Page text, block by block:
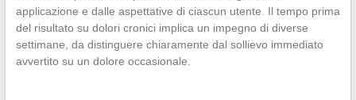
applicazione e dalle aspettative di ciascun utente. Il tempo prima
del risultato su dolori cronici implica un impegno di diverse
settimane, da distinguere chiaramente dal sollievo immediato
avvertito su un dolore occasionale.